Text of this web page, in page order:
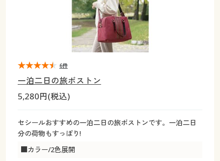
カーテン・ラグ・ファブリック
美容・健康・サプリメント
制服・スクールすべて
ジュニア・ティーンズ下着
大きいサイズ通販すべて
大きいサイズ レディース服
大きいサイズ レディース下着
大きいサイズ メンズ
大きいサイズ 事務・制服
バーゲンセール
シークレットセール
詳細検索
商品カテゴリ一覧
カタログ・チラシからのご注文
カーテン・ラグ・ファブリック
ジュニア・ティーンズ下着
大きいサイズ通販すべて
大きいサイズ レディース服
大きいサイズ レディース下着
シークレットセール
商品カテゴリ一覧
カタログ
デジタルカタログ
一泊二日の旅ボストン
5,280円(税込)
セシールおすすめの一泊二日の旅ボストンです。一泊二日
分の荷物もすっぽり!
■カラー/2色展開
6件